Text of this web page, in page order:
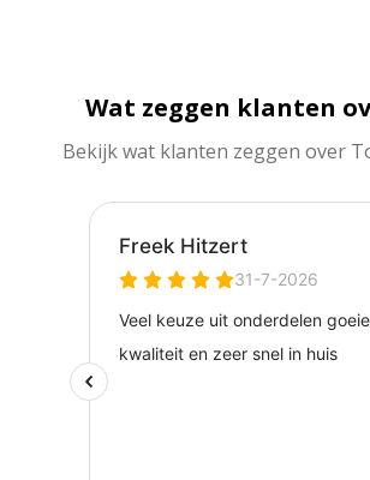
Wat zeggen klanten
Bekijk wat klanten zeggen over